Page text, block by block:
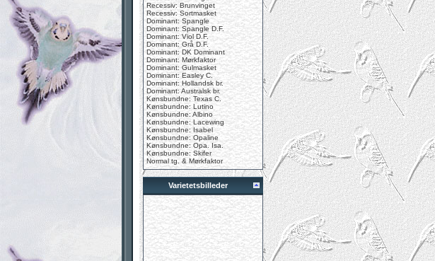
Recessiv: Brunvinget
Recessiv: Sortmasket
Dominant: Spangle
Dominant: Spangle D.F.
Dominant: Viol D.F.
Dominant: Grå D.F.
Dominant: DK Dominant
Dominant: Mørkfaktor
Dominant: Gulmasket
Dominant: Easley C.
Dominant: Hollandsk br.
Dominant: Australsk br.
Kønsbundne: Texas C.
Kønsbundne: Lutino
Kønsbundne: Albino
Kønsbundne: Lacewing
Kønsbundne: Isabel
Kønsbundne: Opaline
Kønsbundne: Opa. Isa.
Kønsbundne: Skifer
Normal tg. & Mørkfaktor
Varietetsbilleder